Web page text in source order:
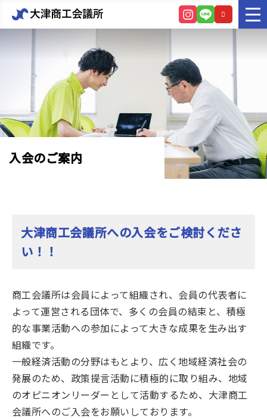
入会のご案内
大津商工会議所への入会をご検討くださ
い！！
商工会議所は会員によって組織され、会員の代表者に
よって運営される団体で、多くの会員の結束と、積極
的な事業活動への参加によって大きな成果を生み出す
組織です。
一般経済活動の分野はもとより、広く地域経済社会の
発展のため、政策提言活動に積極的に取り組み、地域
のオピニオンリーダーとして活動するため、大津商工
会議所へのご入会をお願いしております。